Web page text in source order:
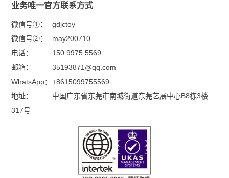
业务唯一官方联系方式
微信号①：
gdjctoy
微信号②：
may200710
电话：
150 9975 5569
邮箱：
35193871@qq.com
WhatsApp： +8615099755569
地址：
中国广东省东莞市南城街道东莞艺展中心B8栋3楼
317号